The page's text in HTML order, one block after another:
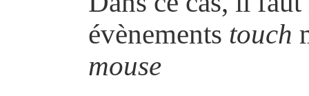
évènements touch
mouse